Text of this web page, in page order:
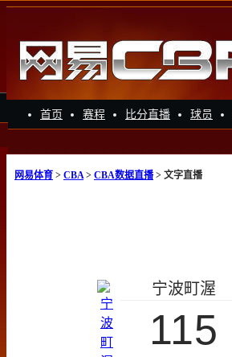
首页 赛程 比分直播 球员
网易体育 > CBA> CBA数据直播> 文字直播
宁波町渥
115